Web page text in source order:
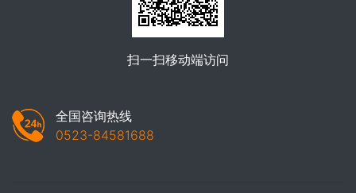
扫一扫移动端访问
全国咨询热线
0523-84581688